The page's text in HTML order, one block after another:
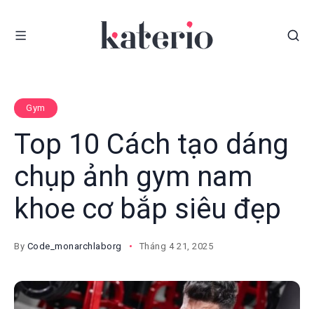
Gym
Top 10 Cách tạo dáng
chụp ảnh gym nam​
khoe cơ bắp siêu đẹp
By Code_monarchlaborg Tháng 4 21, 2025